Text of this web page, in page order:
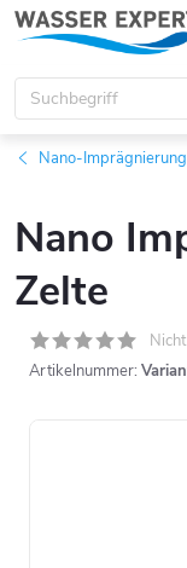
Zum
Inhalt
springen
Nano-
Nano
Zelte
Artikelnummer: